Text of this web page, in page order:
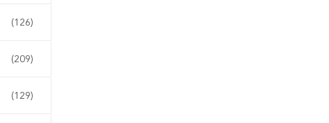
(126)
(209)
(129)